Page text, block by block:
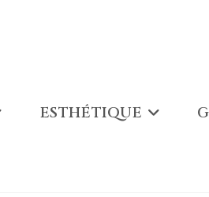
ESTHÉTIQUE